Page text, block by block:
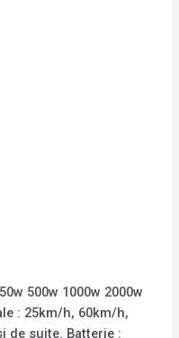
500w 1000w 2000w
: 25km/h, 60km/h,
de suite. Batterie :